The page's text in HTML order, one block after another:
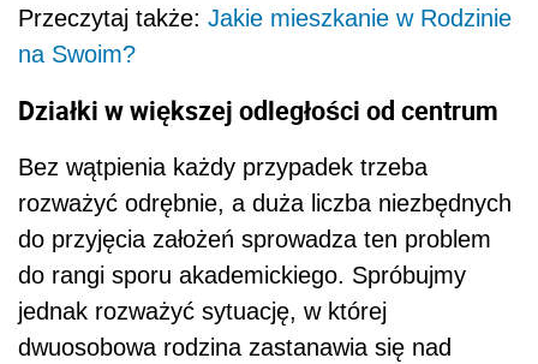
Przeczytaj także: Jakie mieszkanie w Rodzinie
na Swoim?
Działki w większej odległości od centrum
Bez wątpienia każdy przypadek trzeba
rozważyć odrębnie, a duża liczba niezbędnych
do przyjęcia założeń sprowadza ten problem
do rangi sporu akademickiego. Spróbujmy
jednak rozważyć sytuację, w której
dwuosobowa rodzina zastanawia się nad